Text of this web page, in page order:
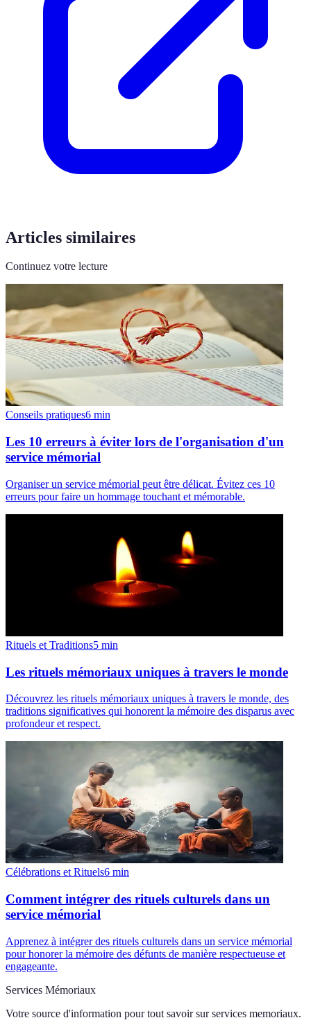
Articles similaires
Continuez votre lecture
Conseils pratiques6 min
Les 10 erreurs à éviter lors de l'organisation d'un
service mémorial
Organiser un service mémorial peut être délicat. Évitez ces 10
erreurs pour faire un hommage touchant et mémorable.
Rituels et Traditions5 min
Les rituels mémoriaux uniques à travers le monde
Découvrez les rituels mémoriaux uniques à travers le monde, des
traditions significatives qui honorent la mémoire des disparus avec
profondeur et respect.
Célébrations et Rituels6 min
Comment intégrer des rituels culturels dans un
service mémorial
Apprenez à intégrer des rituels culturels dans un service mémorial
pour honorer la mémoire des défunts de manière respectueuse et
engageante.
Services Mémoriaux
Votre source d'information pour tout savoir sur services memoriaux.